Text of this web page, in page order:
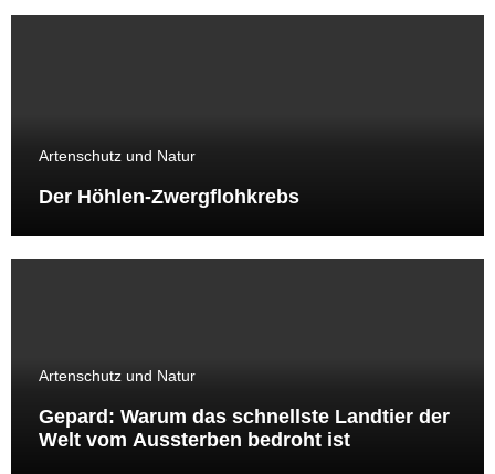
Artenschutz und Natur
Der Höhlen-Zwergflohkrebs
Artenschutz und Natur
Gepard: Warum das schnellste Landtier der
Welt vom Aussterben bedroht ist